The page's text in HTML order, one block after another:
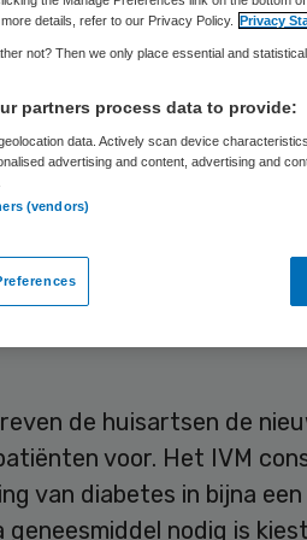
van de kosten voor
van diabetes komt voor
terwijl
van het
de huisartsen de
voor. Het IVM
van diabetes in bijna
geneesmiddel nodig is
details, refer to our Privacy Policy. Privacy
not? Then we only place essential and
partners process data to provide:
data. Actively scan device
advertising and content, advertising and
(vendors)